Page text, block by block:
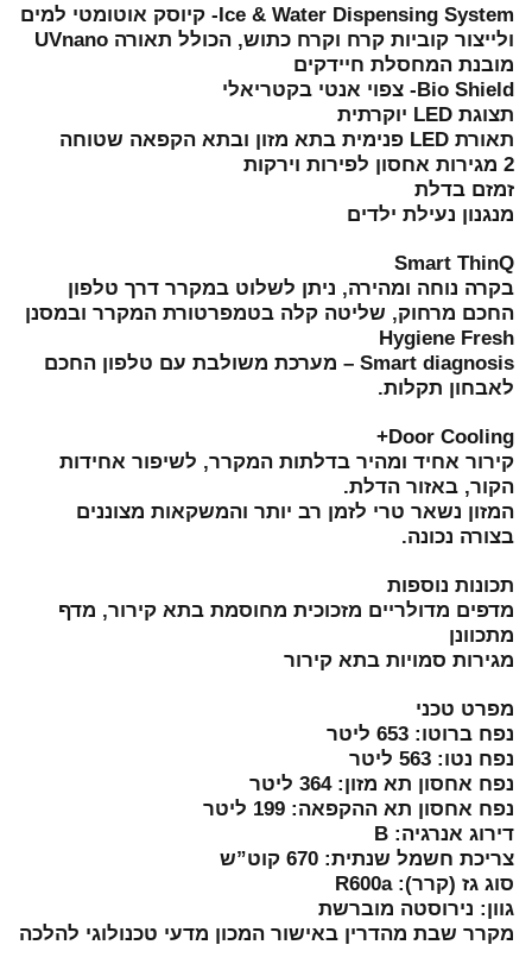
Ice & Water Dispensing System- קיוסק אוטומטי למים
ולייצור קוביות קרח וקרח כתוש, הכולל תאורה UVnano
מובנת המחסלת חיידקים
Bio Shield- צפוי אנטי בקטריאלי
תצוגת LED יוקרתית
תאורת LED פנימית בתא מזון ובתא הקפאה שטוחה
2 מגירות אחסון לפירות וירקות
זמזם בדלת
מנגנון נעילת ילדים
Smart ThinQ
בקרה נוחה ומהירה, ניתן לשלוט במקרר דרך טלפון
החכם מרחוק, שליטה קלה בטמפרטורת המקרר ובמסנן
Hygiene Fresh
Smart diagnosis – מערכת משולבת עם טלפון החכם
לאבחון תקלות.
Door Cooling+
קירור אחיד ומהיר בדלתות המקרר, לשיפור אחידות
הקור, באזור הדלת.
המזון נשאר טרי לזמן רב יותר והמשקאות מצוננים
בצורה נכונה.
תכונות נוספות
מדפים מדולריים מזכוכית מחוסמת בתא קירור, מדף
מתכוונן
מגירות סמויות בתא קירור
מפרט טכני
נפח ברוטו: 653 ליטר
נפח נטו: 563 ליטר
נפח אחסון תא מזון: 364 ליטר
נפח אחסון תא ההקפאה: 199 ליטר
דירוג אנרגיה: B
צריכת חשמל שנתית: 670 קוט”ש
סוג גז (קרר): R600a
גוון: נירוסטה מוברשת
מקרר שבת מהדרין באישור המכון מדעי טכנולוגי להלכה